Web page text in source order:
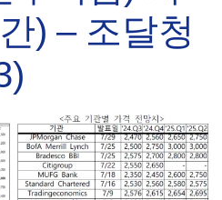
) – 조달청